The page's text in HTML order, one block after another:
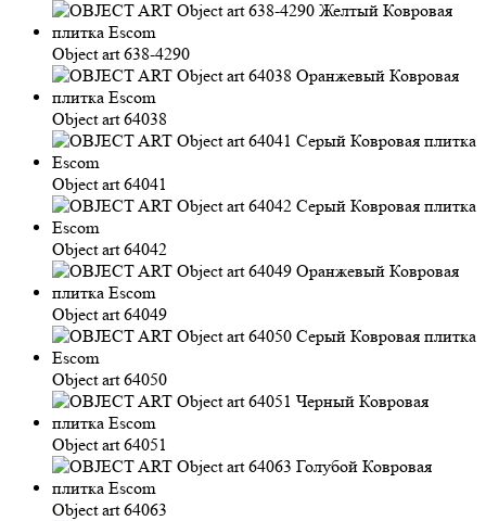
Object art 638-4290
Object art 64038
Object art 64041
Object art 64042
Object art 64049
Object art 64050
Object art 64051
Object art 64063